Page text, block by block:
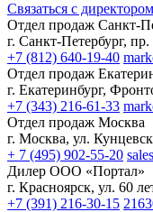
Связаться с директором
Отдел продаж Санкт-
г. Санкт-Петербург,
+7 (812) 640-19-40
Отдел продаж
г. Екатеринбург,
+7 (343) 216-61-33
Отдел продаж Москва
г. Москва, ул.
+ 7 (495) 902-55-20
Дилер ООО «Портал»
г. Красноярск, ул. 60
+7 (391) 216-30-15